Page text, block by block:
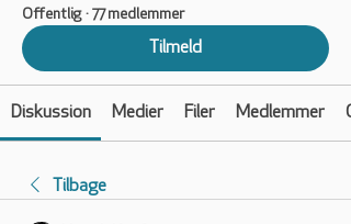
Offentlig · 77 medlemmer
Tilmeld
Diskussion Medier Filer Medlemmer
Tilbage